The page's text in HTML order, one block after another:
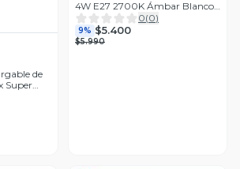
de
Super
4W E27 2700K Ámbar Blanco
cálido
0(0)
9% $5.400
$5.990